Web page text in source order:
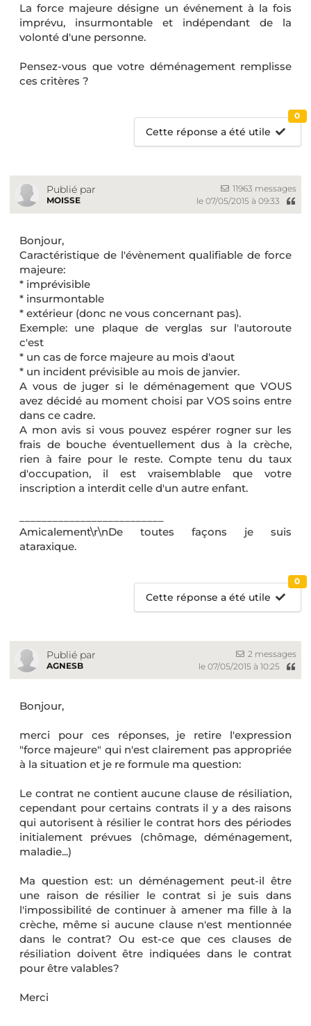
La force majeure désigne un événement à la fois
imprévu, insurmontable et indépendant de la
volonté d'une personne.
Pensez-vous que votre déménagement remplisse
ces critères ?
Cette réponse a été utile
0
Publié par
MOISSE
11963 messages
le 07/05/2015 à 09:33
Bonjour,
Caractéristique de l'évènement qualifiable de force
majeure:
* imprévisible
* insurmontable
* extérieur (donc ne vous concernant pas).
Exemple: une plaque de verglas sur l'autoroute
c'est
* un cas de force majeure au mois d'aout
* un incident prévisible au mois de janvier.
A vous de juger si le déménagement que VOUS
avez décidé au moment choisi par VOS soins entre
dans ce cadre.
A mon avis si vous pouvez espérer rogner sur les
frais de bouche éventuellement dus à la crèche,
rien à faire pour le reste. Compte tenu du taux
d'occupation, il est vraisemblable que votre
inscription a interdit celle d'un autre enfant.
Amicalement\r\nDe toutes façons je suis
ataraxique.
Cette réponse a été utile
0
Publié par
AGNESB
2 messages
le 07/05/2015 à 10:25
Bonjour,
merci pour ces réponses, je retire l'expression
"force majeure" qui n'est clairement pas appropriée
à la situation et je re formule ma question:
Le contrat ne contient aucune clause de résiliation,
cependant pour certains contrats il y a des raisons
qui autorisent à résilier le contrat hors des périodes
initialement prévues (chômage, déménagement,
maladie...)
Ma question est: un déménagement peut-il être
une raison de résilier le contrat si je suis dans
l'impossibilité de continuer à amener ma fille à la
crèche, même si aucune clause n'est mentionnée
dans le contrat? Ou est-ce que ces clauses de
résiliation doivent être indiquées dans le contrat
pour être valables?
Merci